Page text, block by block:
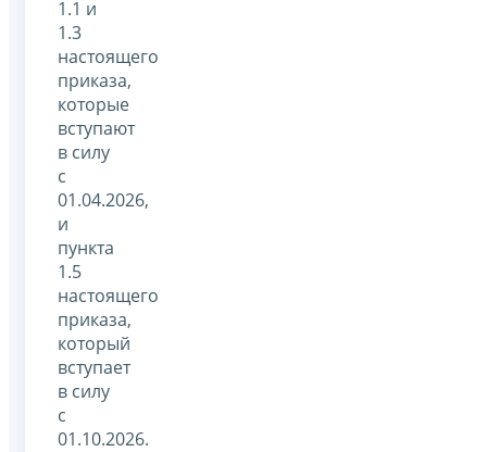
1.1 и
1.3
настоящего
приказа,
которые
вступают
в силу
с
01.04.2026,
и
пункта
1.5
настоящего
приказа,
который
вступает
в силу
с
01.10.2026.